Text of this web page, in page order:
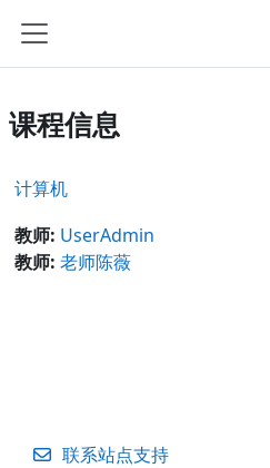
停靠面板
课程信息
计算机
教师: UserAdmin
教师: 老师陈薇
联系站点支持